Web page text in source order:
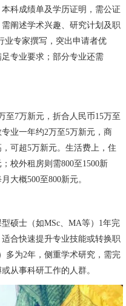
科成绩单及学历证明，需公证
阐述学术兴趣、研究计划及职
业专家撰写，突出申请者优
专业要求；部分专业还需
至7万新元，折合人民币15万至
业一年约2万至5万新元，商
可超5万新元。生活费上，住
校外租房则需800至1500新
大概500至800新元。
硕士（如MSc、MA等）1年完
合快速提升专业技能或转换职
多为2年，侧重学术研究，需完
从事科研工作的人群。